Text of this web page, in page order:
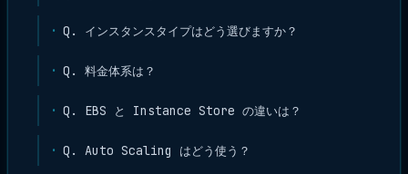
Q. インスタンスタイプはどう選びますか？
Q. 料金体系は？
Q. EBS と Instance Store の違いは？
Q. Auto Scaling はどう使う？